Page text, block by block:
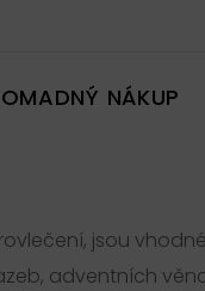
NÁKUP
jsou
adventních